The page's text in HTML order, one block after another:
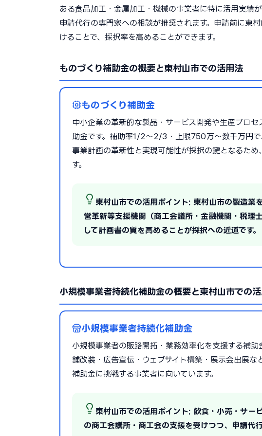
ある食品加工・金属加工・機械の事業者に特に活用実績
申請代行の専門家への相談が推奨されます。申請前に東
けることで、採択率を高めることができます。
ものづくり補助金の概要と東村山市での活用法
ものづくり補助金
中小企業の革新的な製品・サービス開発や生産プロ
助金です。補助率1/2〜2/3・上限750万〜数千万円で
事業計画の革新性と実現可能性が採択の鍵となるた
す。
東村山市での活用ポイント: 東村山市の製造業
営革新等支援機関（商工会議所・金融機関・税理
して計画書の質を高めることが採択への近道です。
小規模事業者持続化補助金の概要と東村山市での
小規模事業者持続化補助金
小規模事業者の販路開拓・業務効率化を支援する補
舗改装・広告宣伝・ウェブサイト構築・展示会出展な
補助金に挑戦する事業者に向いています。
東村山市での活用ポイント: 飲食・小売・サー
の商工会議所・商工会の支援を受けつつ、申請代